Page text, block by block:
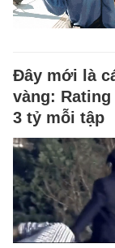
Đây mới là
vàng:
3 tỷ mỗi tập